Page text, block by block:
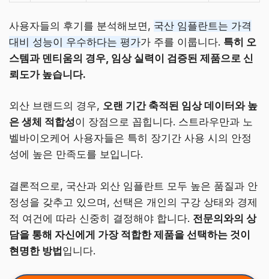
사용자들의 후기를 분석해보면, 국산 임플란트는 가격
대비 성능이 우수하다는 평가가 주를 이룹니다. 특히 오
스템과 덴티움의 경우, 임상 실력이 검증된 제품으로 신
뢰도가 높습니다.
외산 브랜드의 경우, 오랜 기간 축적된 임상 데이터와 높
은 생체 적합성이 장점으로 꼽힙니다. 스트라우만과 노
벨바이오케어 사용자들은 특히 장기간 사용 시의 안정
성에 높은 만족도를 보입니다.
결론적으로, 국산과 외산 임플란트 모두 높은 품질과 안
정성을 갖추고 있으며, 선택은 개인의 구강 상태와 경제
적 여건에 따라 신중히 결정해야 합니다. 전문의와의 상
담을 통해 자신에게 가장 적합한 제품을 선택하는 것이
현명한 방법입니다.